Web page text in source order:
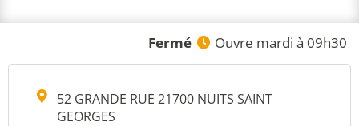
Fermé Ouvre mardi à 09h30
52 GRANDE RUE 21700 NUITS SAINT
GEORGES